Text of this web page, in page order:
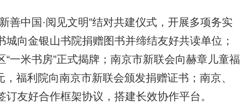
中国·阅见文明”结对共建仪式，开展多项务实
向金银山书院捐赠图书并缔结友好共读单位；
一米书房”正式揭牌；南京市新联会向赫章儿童福
福利院向南京市新联会颁发捐赠证书；南京、
友好合作框架协议，搭建长效协作平台。